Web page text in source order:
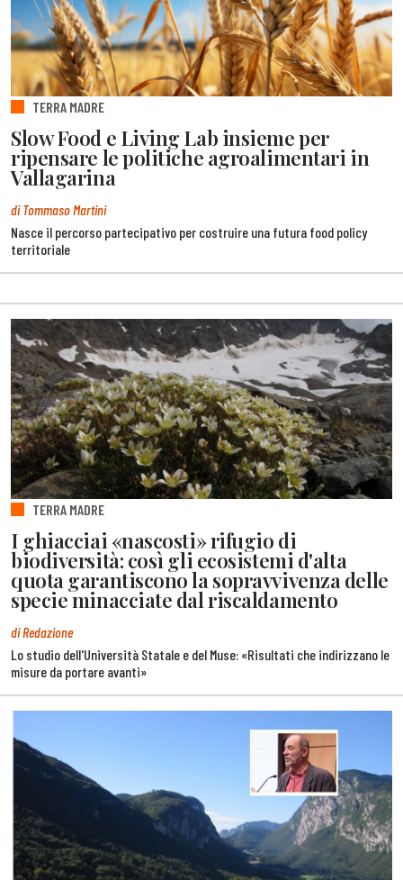
TERRA MADRE
Slow Food e Living Lab insieme per
ripensare le politiche agroalimentari in
Vallagarina
di Tommaso Martini
Nasce il percorso partecipativo per costruire una futura food policy
territoriale
TERRA MADRE
I ghiacciai «nascosti» rifugio di
biodiversità: così gli ecosistemi d'alta
quota garantiscono la sopravvivenza delle
specie minacciate dal riscaldamento
di Redazione
Lo studio dell'Università Statale e del Muse: «Risultati che indirizzano le
misure da portare avanti»